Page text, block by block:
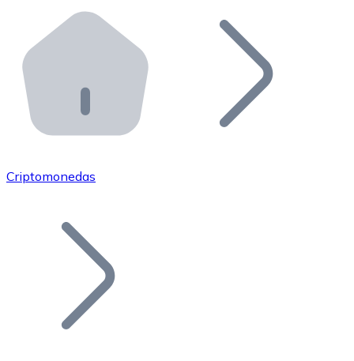
Bitnovo ATM
Integra un ATM Bitnovo en tu negocio y permite que
Bitnovo API
Integra nuestra API en tu ecosistema.
Únete a nuestra red de distribuidores.
Añade tu proyecto a nuestro ecosistema.
Criptomonedas